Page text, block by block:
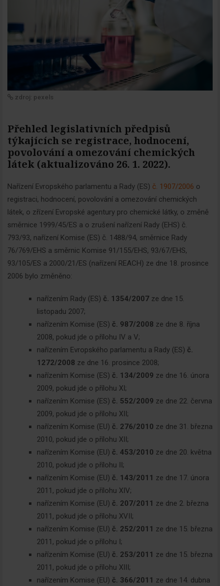
zdroj: pexels
Přehled legislativních předpisů
týkajících se registrace, hodnocení,
povolování a omezování chemických
látek (aktualizováno 26. 1. 2022).
Nařízení Evropského parlamentu a Rady (ES) č. 1907/2006 o
registraci, hodnocení, povolování a omezování chemických
látek, o zřízení Evropské agentury pro chemické látky, o změně
směrnice 1999/45/ES a o zrušení nařízení Rady (EHS) č.
793/93, nařízení Komise (ES) č. 1488/94, směrnice Rady
76/769/EHS a směrnic Komise 91/155/EHS, 93/67/EHS,
93/105/ES a 2000/21/ES (nařízení REACH) ze dne 18. prosince
2006 bylo změněno:
nařízením Rady (ES) č. 1354/2007 ze dne 15.
listopadu 2007;
nařízením Komise (ES) č. 987/2008 ze dne 8. října
2008, pokud jde o přílohu IV a V;
nařízením Evropského parlamentu a Rady (ES) č.
1272/2008 ze dne 16. prosince 2008;
nařízením Komise (ES) č. 134/2009 ze dne 16. února
2009, pokud jde o přílohu XI;
nařízením Komise (ES) č. 552/2009 ze dne 22. června
2009, pokud jde o přílohu XII;
nařízením Komise (EU) č. 276/2010 ze dne 31. března
2010, pokud jde o přílohu XII;
nařízením Komise (EU) č. 453/2010 ze dne 20. května
2010, pokud jde o přílohu II;
nařízením Komise (EU) č. 143/2011 ze dne 17. února
2011, pokud jde o přílohu XIV;
nařízením Komise (EU) č. 207/2011 ze dne 2. března
2011, pokud jde o přílohu XVII;
nařízením Komise (EU) č. 252/2011 ze dne 15. března
2011, pokud jde o přílohu I;
nařízením Komise (EU) č. 253/2011 ze dne 15. března
2011, pokud jde o přílohu XIII;
nařízením Komise (EU) č. 366/2011 ze dne 14. dubna